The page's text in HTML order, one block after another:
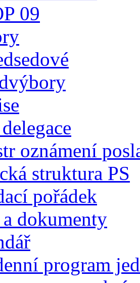
09
oznámení
struktura PS
pořádek
dokumenty
program